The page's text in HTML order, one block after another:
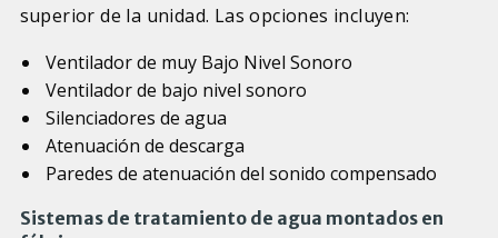
superior de la unidad. Las opciones incluyen:
Ventilador de muy Bajo Nivel Sonoro
Ventilador de bajo nivel sonoro
Silenciadores de agua
Atenuación de descarga
Paredes de atenuación del sonido compensado
Sistemas de tratamiento de agua montados en